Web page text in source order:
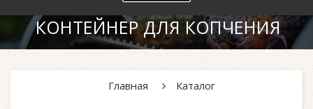
КОНТЕЙНЕР ДЛЯ КОПЧЕНИЯ
Главная Каталог